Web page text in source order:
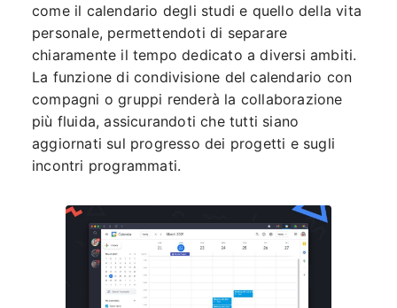
come il calendario degli studi e quello della vita
personale, permettendoti di separare
chiaramente il tempo dedicato a diversi ambiti.
La funzione di condivisione del calendario con
compagni o gruppi renderà la collaborazione
più fluida, assicurandoti che tutti siano
aggiornati sul progresso dei progetti e sugli
incontri programmati.